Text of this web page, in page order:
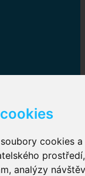
cookies
analýzy